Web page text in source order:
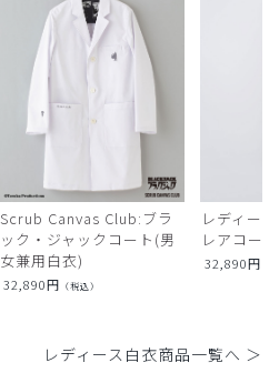
Scrub Canvas Club:ブラ
ック・ジャックコート(男
女兼用白衣)
32,890円 （税込）
レディー
レアコート
32,890円
レディース白衣商品一覧へ ＞